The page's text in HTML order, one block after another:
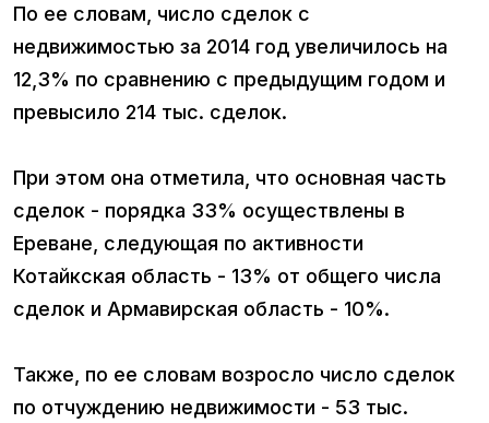
По ее словам, число сделок с
недвижимостью за 2014 год увеличилось на
12,3% по сравнению с предыдущим годом и
превысило 214 тыс. сделок.
При этом она отметила, что основная часть
сделок - порядка 33% осуществлены в
Ереване, следующая по активности
Котайкская область - 13% от общего числа
сделок и Армавирская область - 10%.
Также, по ее словам возросло число сделок
по отчуждению недвижимости - 53 тыс.